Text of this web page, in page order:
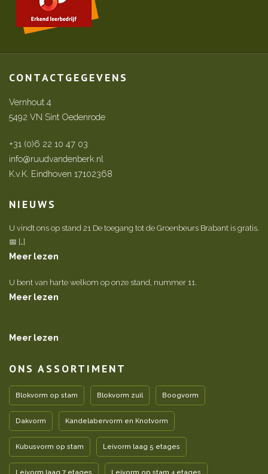
CONTACTGEGEVENS
Vernhout 4
5492 VN Sint Oedenrode
+31 (0)6 22 10 47 03
info@ruudvandenberk.nl
K.v.K. Eindhoven 17102368
NIEUWS
U vindt ons op stand 21 De toegang tot de Groenbeurs Brabant is gratis.
📅 […]
Meer lezen
U bent van harte welkom op onze stand, nummer 11.
Meer lezen
Meer lezen
ONS ASSORTIMENT
Blokvorm op stam Blokvorm zuil Boogvorm
Dakvorm Kandelabervorm en Knotvorm
Kubusvorm op stam Leivorm laag 5 etages
Leivorm laag 7 etages Leivorm op stam 4 etages